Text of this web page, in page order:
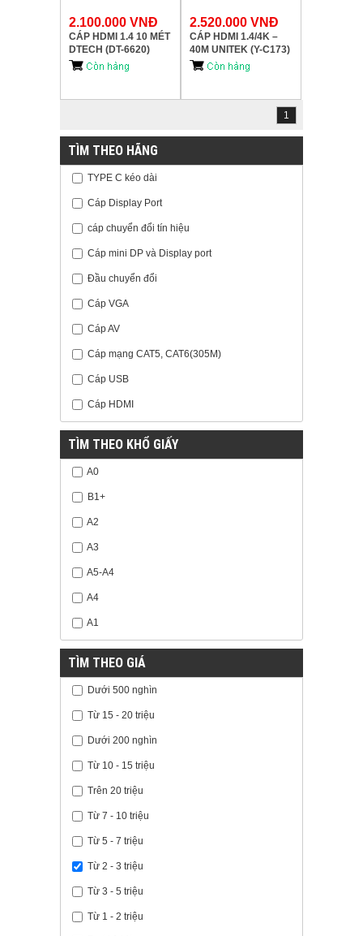
2.100.000 VNĐ
CÁP HDMI 1.4 10 MÉT
DTECH (DT-6620)
chuẩn ,giá rẻ.
2.520.000 VNĐ
CÁP HDMI 1.4/4K –
40M UNITEK (Y-C173)
1
TÌM THEO HÃNG
TYPE C kéo dài
Cáp Display Port
cáp chuyển đổi tín hiệu
Cáp mini DP và Display port
Đầu chuyển đổi
Cáp VGA
Cáp AV
Cáp mạng CAT5, CAT6(305M)
Cáp USB
Cáp HDMI
TÌM THEO KHỔ GIẤY
A0
B1+
A2
A3
A5-A4
A4
A1
TÌM THEO GIÁ
Dưới 500 nghìn
Từ 15 - 20 triệu
Dưới 200 nghìn
Từ 10 - 15 triệu
Trên 20 triệu
Từ 7 - 10 triệu
Từ 5 - 7 triệu
Từ 2 - 3 triệu
Từ 3 - 5 triệu
Từ 1 - 2 triệu